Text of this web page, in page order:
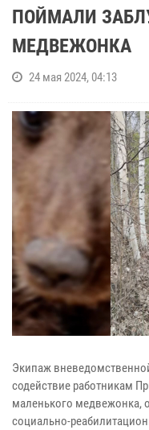
ПОЙМАЛИ
МЕДВЕЖОНКА
24 мая 2024, 04:13
Экипаж
содействие работникам
маленького медвежонка,
социально-